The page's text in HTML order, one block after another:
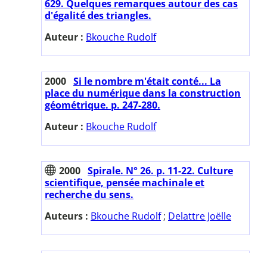
629. Quelques remarques autour des cas
d'égalité des triangles.
Auteur : Bkouche Rudolf
2000 Si le nombre m'était conté... La
place du numérique dans la construction
géométrique. p. 247-280.
Auteur : Bkouche Rudolf
2000 Spirale. N° 26. p. 11-22. Culture
scientifique, pensée machinale et
recherche du sens.
Auteurs : Bkouche Rudolf; Delattre Joëlle